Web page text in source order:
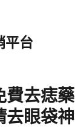
平台
費去痣
去眼袋